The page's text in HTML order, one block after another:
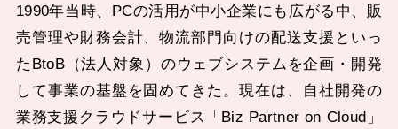
1990年当時、PCの活用が中小企業にも広がる中、販
売管理や財務会計、物流部門向けの配送支援といっ
たBtoB（法人対象）のウェブシステムを企画・開発
して事業の基盤を固めてきた。現在は、自社開発の
業務支援クラウドサービス「Biz Partner on Cloud」